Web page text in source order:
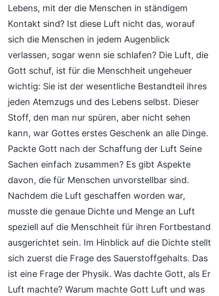
Lebens, mit der die Menschen in ständigem
Kontakt sind? Ist diese Luft nicht das, worauf
sich die Menschen in jedem Augenblick
verlassen, sogar wenn sie schlafen? Die Luft, die
Gott schuf, ist für die Menschheit ungeheuer
wichtig: Sie ist der wesentliche Bestandteil ihres
jeden Atemzugs und des Lebens selbst. Dieser
Stoff, den man nur spüren, aber nicht sehen
kann, war Gottes erstes Geschenk an alle Dinge.
Packte Gott nach der Schaffung der Luft Seine
Sachen einfach zusammen? Es gibt Aspekte
davon, die für Menschen unvorstellbar sind.
Nachdem die Luft geschaffen worden war,
musste die genaue Dichte und Menge an Luft
speziell auf die Menschheit für ihren Fortbestand
ausgerichtet sein. Im Hinblick auf die Dichte stellt
sich zuerst die Frage des Sauerstoffgehalts. Das
ist eine Frage der Physik. Was dachte Gott, als Er
Luft machte? Warum machte Gott Luft und was